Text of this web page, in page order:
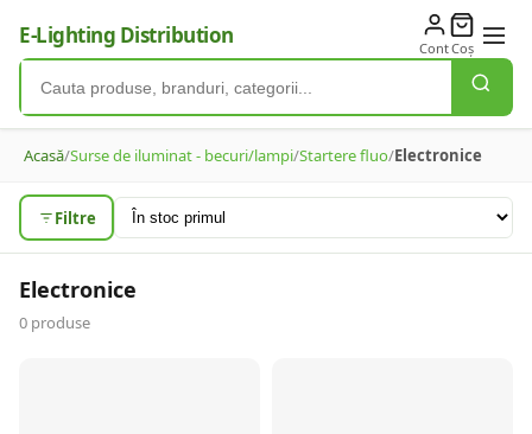
E-Lighting Distribution ContCoș
Acasă/Surse de iluminat - becuri/lampi/Startere fluo/Electronice
Filtre
Electronice
0 produse